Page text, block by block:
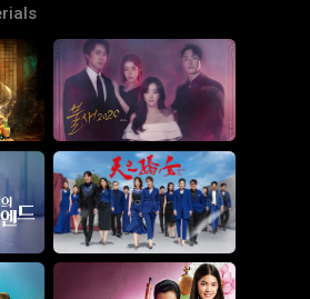
火鸟2020
天之骄女